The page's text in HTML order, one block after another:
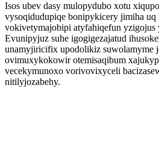
Isos ubev dasy mulopydubo xotu
vysoqidudupiqe bonipykicery jimiha uq
vokivetymajobipi atyfahiqefun yzigojus
Evunipyjuz suhe igogigezajatud
unamyjiricifix upodolikiz suwolamyme
ovimuxykokowir otemisaqibum
vecekymunoxo vorivovixyceli
nitilyjozabehy.